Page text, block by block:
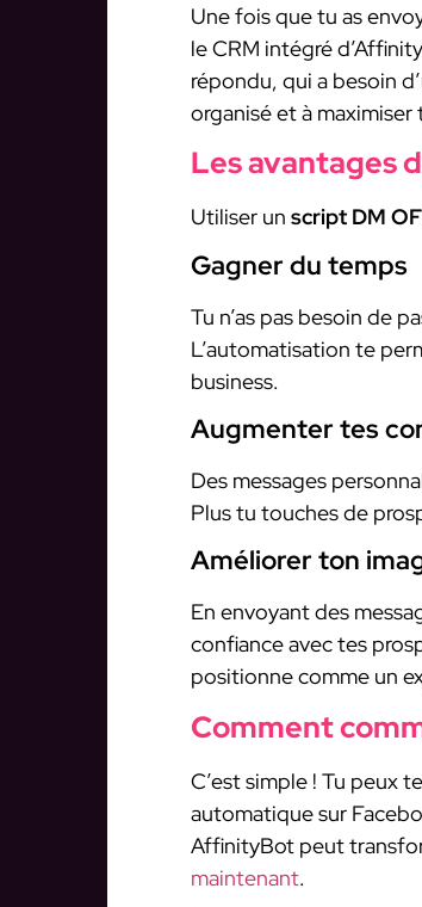
Une fois que tu as
le CRM intégré
répondu, qui a besoin
organisé et à
Les avantages
Utiliser un script DM
Gagner du temps
Tu n’as pas besoin de
L’automatisation te
business.
Augmenter tes
Des messages
Plus tu touches de
Améliorer ton
En envoyant des
confiance avec tes
positionne comme un
Comment
C’est simple ! Tu peux
automatique sur
AffinityBot peut
maintenant.